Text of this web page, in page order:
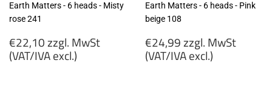
Earth Matters - 6 heads - Misty
rose 241
Regular
price
€22,10 zzgl. MwSt
(VAT/IVA excl.)
Earth Matters - 6 heads - Pink
beige 108
Regular
price
€24,99 zzgl. MwSt
(VAT/IVA excl.)